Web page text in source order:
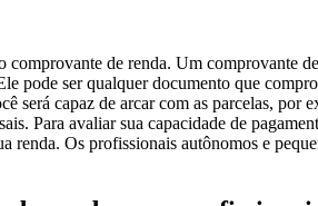
comprovante de renda. Um comprovante
pode ser qualquer documento que
será capaz de arcar com as parcelas,
Para avaliar sua capacidade de
Os profissionais autônomos e